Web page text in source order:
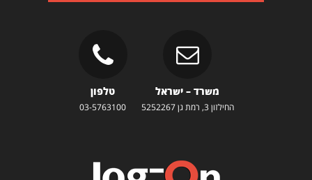
משרד – ישראל
החילזון 3, רמת גן 5252267
טלפון
03-5763100